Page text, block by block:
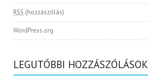
RSS (hozzászólás)
WordPress.org
LEGUTÓBBI HOZZÁSZÓLÁSOK